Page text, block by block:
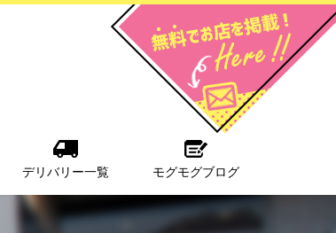
デリバリー一覧 モグモグブログ